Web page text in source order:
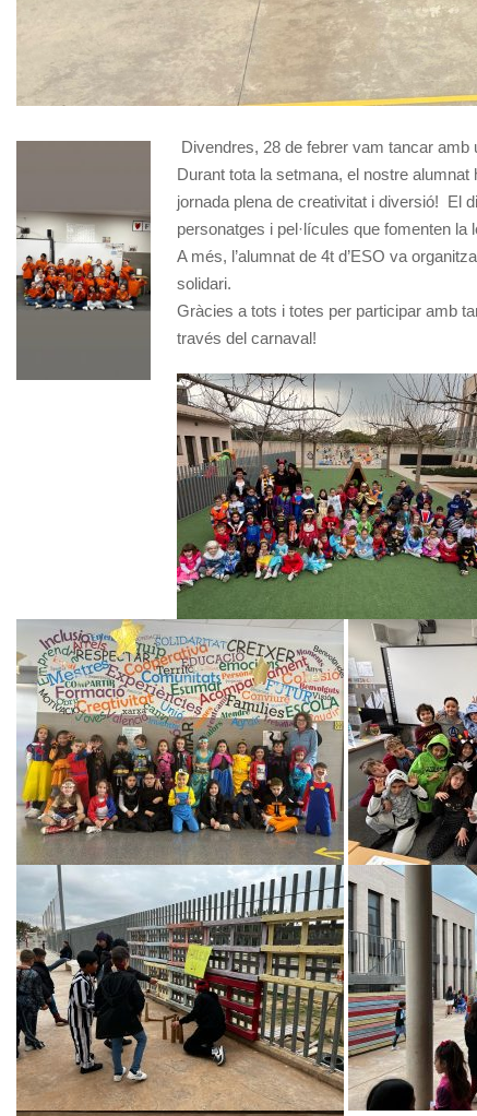
Divendres, 28 de febrer vam tancar
Durant tota la setmana, el nostre
jornada plena de creativitat i diversió! El
personatges i pel·lícules que fomenten la
A més, l’alumnat de 4t d’ESO va
solidari.
Gràcies a tots i totes per participar amb
través del carnaval!